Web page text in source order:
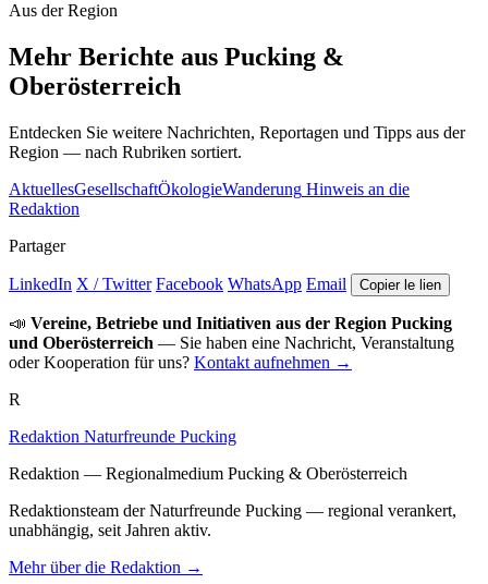
Aus der Region
Mehr Berichte aus Pucking &
Oberösterreich
Entdecken Sie weitere Nachrichten, Reportagen und Tipps aus der
Region — nach Rubriken sortiert.
AktuellesGesellschaftÖkologieWanderung Hinweis an die
Redaktion
Partager
LinkedIn X / Twitter Facebook WhatsApp Email Copier le lien
📣 Vereine, Betriebe und Initiativen aus der Region Pucking
und Oberösterreich — Sie haben eine Nachricht, Veranstaltung
oder Kooperation für uns? Kontakt aufnehmen →
R
Redaktion Naturfreunde Pucking
Redaktion — Regionalmedium Pucking & Oberösterreich
Redaktionsteam der Naturfreunde Pucking — regional verankert,
unabhängig, seit Jahren aktiv.
Mehr über die Redaktion →